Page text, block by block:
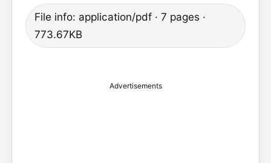
File info: application/pdf · 7 pages ·
773.67KB
Advertisements